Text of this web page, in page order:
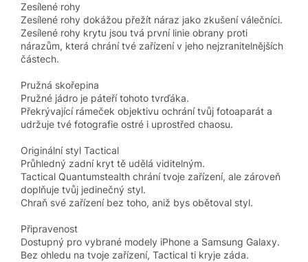
Zesílené rohy
Zesílené rohy dokážou přežít náraz jako zkušení válečníci.
Zesílené rohy krytu jsou tvá první linie obrany proti
nárazům, která chrání tvé zařízení v jeho nejzranitelnějších
částech.
Pružná skořepina
Pružné jádro je páteří tohoto tvrďáka.
Překrývající rámeček objektivu ochrání tvůj fotoaparát a
udržuje tvé fotografie ostré i uprostřed chaosu.
Originální styl Tactical
Průhledný zadní kryt tě udělá viditelným.
Tactical Quantumstealth chrání tvoje zařízení, ale zároveň
doplňuje tvůj jedinečný styl.
Chraň své zařízení bez toho, aniž bys obětoval styl.
Připravenost
Dostupný pro vybrané modely iPhone a Samsung Galaxy.
Bez ohledu na tvoje zařízení, Tactical ti kryje záda.